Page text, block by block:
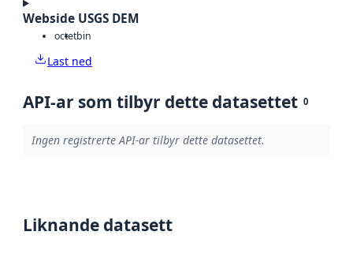
Webside USGS DEM
octetbin
Last ned
API-ar som tilbyr dette datasettet 0
Ingen registrerte API-ar tilbyr dette datasettet.
Liknande datasett